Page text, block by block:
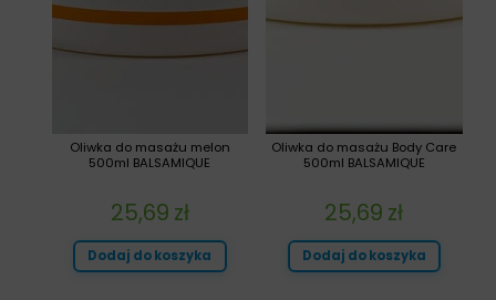
Oliwka do masażu Body Care
500ml BALSAMIQUE
25,69 zł
Dodaj do koszyka
Oliwka do masażu melon
500ml BALSAMIQUE
25,69 zł
Dodaj do koszyka